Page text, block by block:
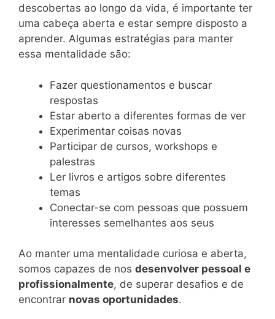
descobertas ao longo da vida, é importante ter
uma cabeça aberta e estar sempre disposto a
aprender. Algumas estratégias para manter
essa mentalidade são:
Fazer questionamentos e buscar
respostas
Estar aberto a diferentes formas de ver
Experimentar coisas novas
Participar de cursos, workshops e
palestras
Ler livros e artigos sobre diferentes
temas
Conectar-se com pessoas que possuem
interesses semelhantes aos seus
Ao manter uma mentalidade curiosa e aberta,
somos capazes de nos desenvolver pessoal e
profissionalmente, de superar desafios e de
encontrar novas oportunidades.